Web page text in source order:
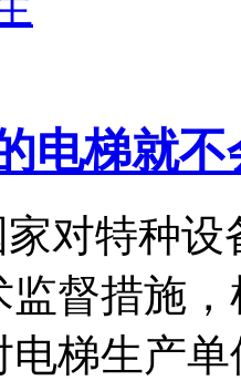
电梯就不
家对特种
监督措施
电梯生产